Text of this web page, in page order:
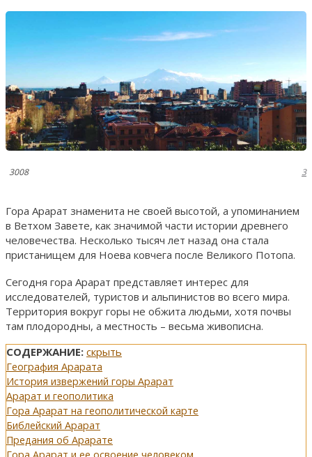
3008 3
Гора Арарат знаменита не своей высотой, а упоминанием
в Ветхом Завете, как значимой части истории древнего
человечества. Несколько тысяч лет назад она стала
пристанищем для Ноева ковчега после Великого Потопа.
Сегодня гора Арарат представляет интерес для
исследователей, туристов и альпинистов во всего мира.
Территория вокруг горы не обжита людьми, хотя почвы
там плодородны, а местность – весьма живописна.
СОДЕРЖАНИЕ: скрыть
География Арарата
История извержений горы Арарат
Арарат и геополитика
Гора Арарат на геополитической карте
Библейский Арарат
Предания об Арарате